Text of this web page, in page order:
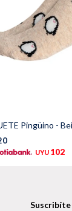
Pingüino -
UYU 102